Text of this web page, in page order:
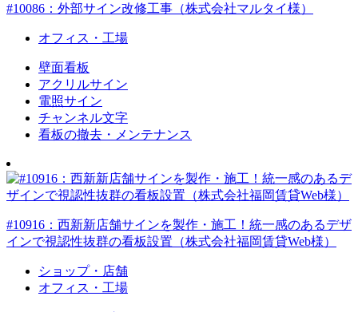
#10086：外部サイン改修工事（株式会社マルタイ様）
オフィス・工場
壁面看板
アクリルサイン
電照サイン
チャンネル文字
看板の撤去・メンテナンス
#10916：西新新店舗サインを製作・施工！統一感のあるデザ
インで視認性抜群の看板設置（株式会社福岡賃貸Web様）
ショップ・店舗
オフィス・工場